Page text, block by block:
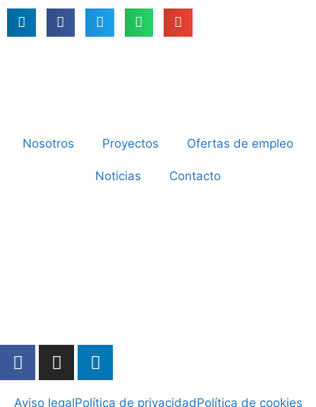
Nosotros Proyectos Ofertas de empleo
Noticias Contacto
Aviso legalPolítica de privacidadPolítica de cookies